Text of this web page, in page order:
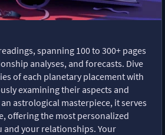
spanning 100 to 300+ pages
analyses, and forecasts. Dive
of each planetary placement with
examining their aspects and
astrological masterpiece, it serves
offering the most personalized
and your relationships. Your